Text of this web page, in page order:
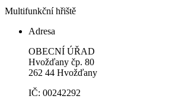
Multifunkční hřiště
Adresa
OBECNÍ ÚŘAD
Hvožďany čp. 80
262 44 Hvožďany
IČ: 00242292